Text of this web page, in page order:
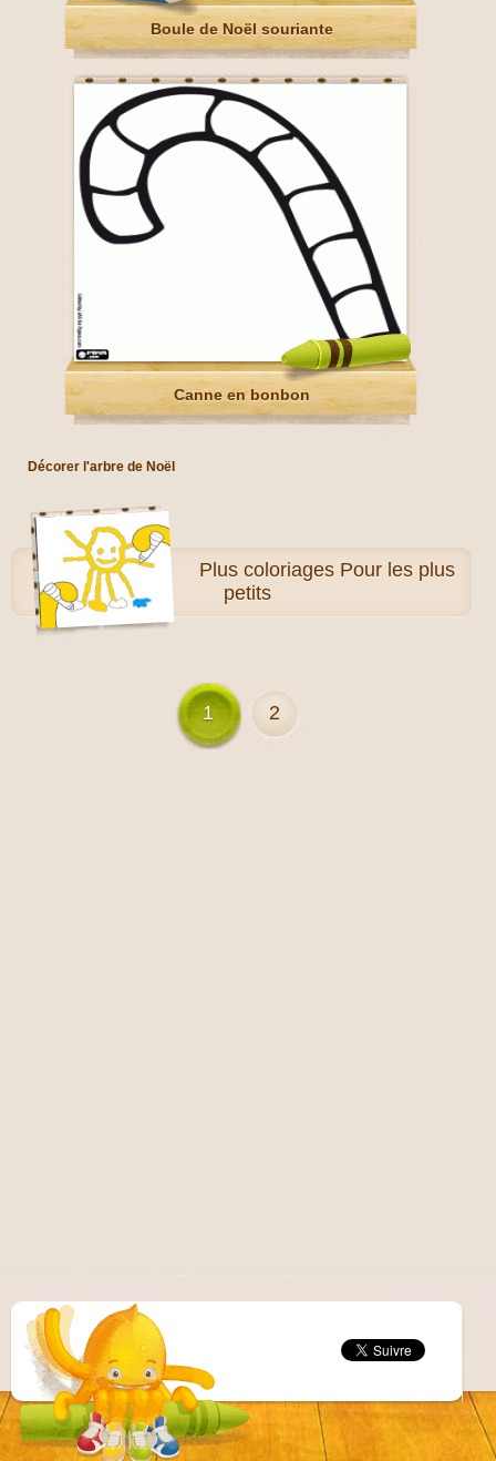
Boule de Noël souriante
Canne en bonbon
Décorer l'arbre de Noël
Pluscoloriages Pour les plus
petits
1 2